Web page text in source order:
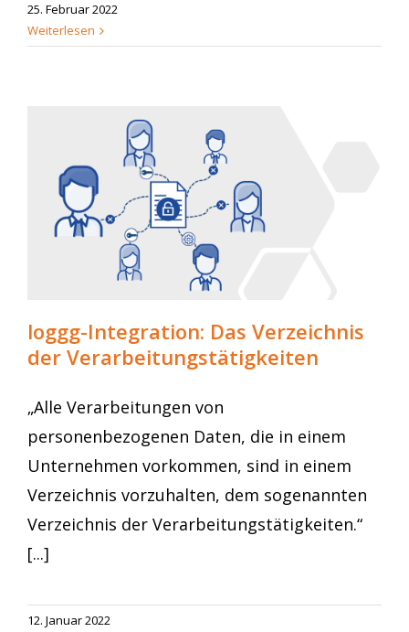
25. Februar 2022
Weiterlesen
loggg-Integration: Das Verzeichnis
der Verarbeitungstätigkeiten
„Alle Verarbeitungen von
personenbezogenen Daten, die in einem
Unternehmen vorkommen, sind in einem
Verzeichnis vorzuhalten, dem sogenannten
Verzeichnis der Verarbeitungstätigkeiten.“
[...]
12. Januar 2022